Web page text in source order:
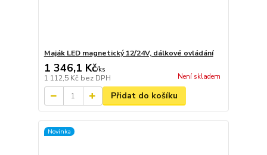
Maják LED magnetický 12/24V, dálkové ovládání
1 346,1 Kč/ks
1 112,5 Kč bez DPH Není skladem
Přidat do košíku
Novinka